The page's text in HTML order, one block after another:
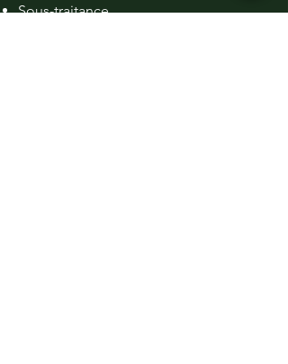
Sous-traitance